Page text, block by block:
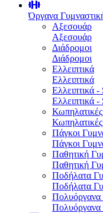
Όργανα
Αξεσουάρ
Αξεσουάρ
Διάδρομοι
Διάδρομοι
Ελλειπτικά
Ελλειπτικά
Ελλειπτικά -
Ελλειπτικά -
Κωπηλατικές
Κωπηλατικές
Πάγκοι
Πάγκοι
Παθητική
Παθητική
Ποδήλατα
Ποδήλατα
Πολυόργανα
Πολυόργανα